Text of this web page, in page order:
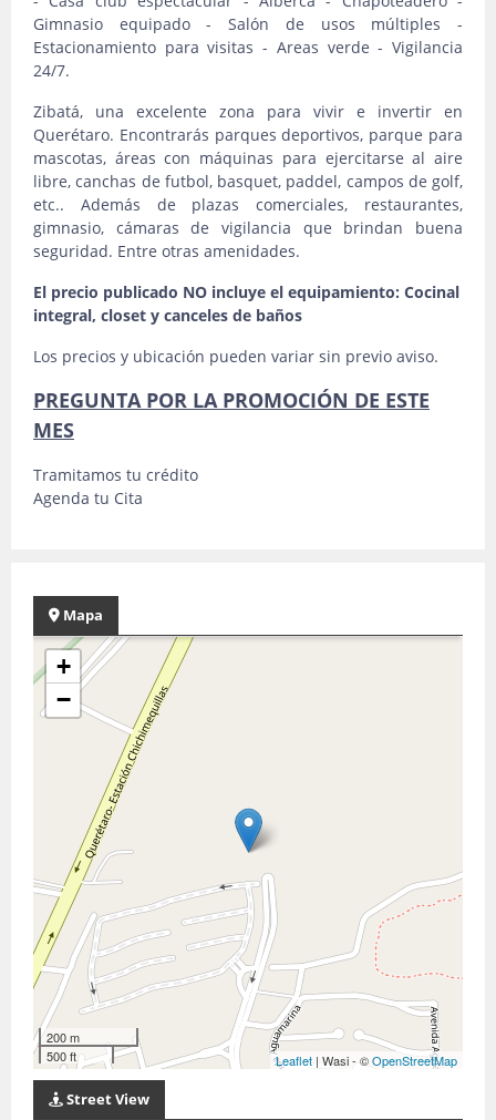
Gimnasio equipado - Salón de usos múltiples -
Estacionamiento para visitas - Areas verde - Vigilancia
24/7.
Zibatá, una excelente zona para vivir e invertir en
Querétaro. Encontrarás parques deportivos, parque para
mascotas, áreas con máquinas para ejercitarse al aire
libre, canchas de futbol, basquet, paddel, campos de golf,
etc.. Además de plazas comerciales, restaurantes,
gimnasio, cámaras de vigilancia que brindan buena
seguridad. Entre otras amenidades.
El precio publicado NO incluye el equipamiento: Cocinal
integral, closet y canceles de baños
Los precios y ubicación pueden variar sin previo aviso.
PREGUNTA POR LA PROMOCIÓN DE ESTE
MES
Tramitamos tu crédito
Agenda tu Cita
Mapa
+
−
200 m
500 ft
Leaflet | Wasi - ©OpenStreetMap
Street View